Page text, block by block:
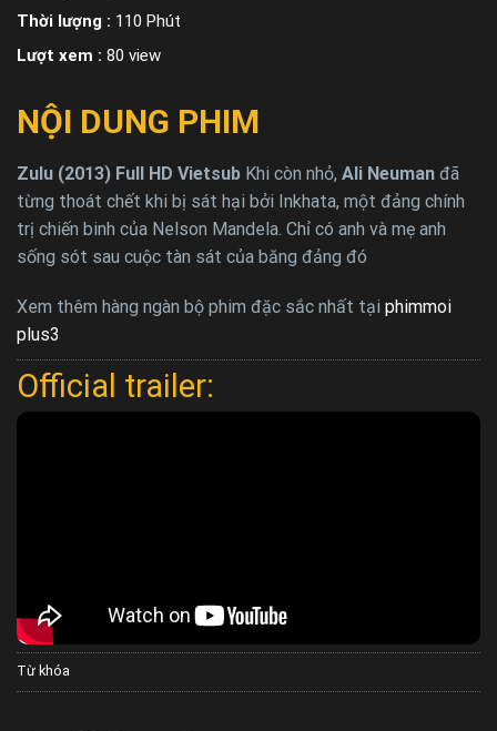
Thời lượng : 110 Phút
Lượt xem : 80 view
NỘI DUNG PHIM
Zulu (2013) Full HD Vietsub Khi còn nhỏ, Ali Neuman đã
từng thoát chết khi bị sát hại bởi Inkhata, một đảng chính
trị chiến binh của Nelson Mandela. Chỉ có anh và mẹ anh
sống sót sau cuộc tàn sát của băng đảng đó
Xem thêm hàng ngàn bộ phim đặc sắc nhất tại phimmoi
plus3
Official trailer:
Từ khóa